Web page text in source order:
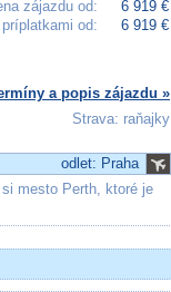
zájazdu od:
6 919 €
od:
6 919 €
a popis zájazdu »
Strava: raňajky
odlet: Praha
mesto Perth, ktoré je